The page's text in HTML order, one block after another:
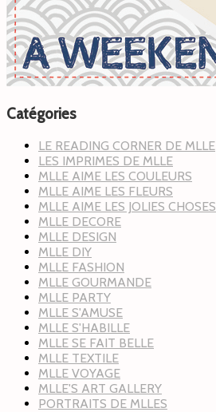
Catégories
LE READING CORNER DE MLLE
LES IMPRIMES DE MLLE
MLLE AIME LES COULEURS
MLLE AIME LES FLEURS
MLLE AIME LES JOLIES CHOSES
MLLE DECORE
MLLE DESIGN
MLLE DIY
MLLE FASHION
MLLE GOURMANDE
MLLE PARTY
MLLE S'AMUSE
MLLE S'HABILLE
MLLE SE FAIT BELLE
MLLE TEXTILE
MLLE VOYAGE
MLLE'S ART GALLERY
PORTRAITS DE MLLES